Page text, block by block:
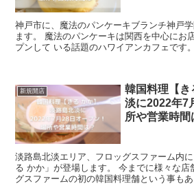
神戸市に、魔法のパンケーキブランチ神戸
ます。 魔法のパンケーキは関西を中心にお
プンして いる話題のハワイアンカフェです
新規開店
韓国料理【き
淡に2022年7
所や営業時間
淡路島北淡エリア、フロッグスファーム内
る かか」が登場します。 今までに様々な店
グスファームの初の韓国料理舗という事も